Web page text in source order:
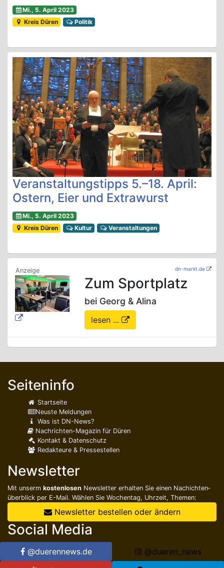
Mi., 5. April 2023
Kreis Düren
Politik
Veranstaltungstipps 5.–18. April:
Ostern, Eier und Extrawurst
Mi., 5. April 2023
Kreis Düren
Kultur Veranstaltungen
dn-markt.de
Zum Sportplatz
bei Georg & Alina
lesen ...
Seiteninfo
Startseite
Neuste Meldungen
Was ist DN-News?
Nachrichten-Magazin für Düren
Kontakt & Datenschutz
Redakteure & Pressestellen
Newsletter
Mit unserm kostenlosen Newsletter erhalten Sie einen Nachichten­
überblick per E-Mail. Wählen Sie Wochentag, Uhrzeit, Themen:
Newsletter bestellen oder ändern
Social Media
@duerennews.de
@dueren_news